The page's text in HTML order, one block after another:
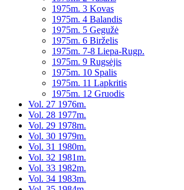
1975m. 3 Kovas
1975m. 4 Balandis
1975m. 5 Gegužė
1975m. 6 Birželis
1975m. 7-8 Liepa-Rugp.
1975m. 9 Rugsėjis
1975m. 10 Spalis
1975m. 11 Lapkritis
1975m. 12 Gruodis
Vol. 27 1976m.
Vol. 28 1977m.
Vol. 29 1978m.
Vol. 30 1979m.
Vol. 31 1980m.
Vol. 32 1981m.
Vol. 33 1982m.
Vol. 34 1983m.